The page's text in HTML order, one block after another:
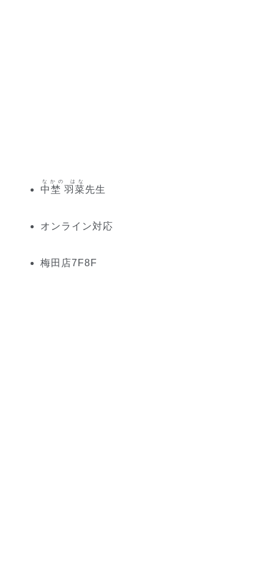
中埜 羽菜
なかの はな
先生
オンライン対応
梅田 店7 F8F